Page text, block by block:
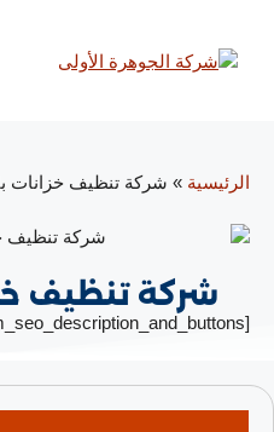
شركة تنظيف
[custom_seo_description_and_buttons]
الرئيسية » شركة تنظيف خزانات